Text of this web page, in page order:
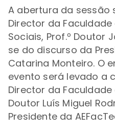
A abertura da sessão
Director da
Sociais, Prof.º Doutor
se do discurso da
Catarina Monteiro. O
evento será levado a
Director da Faculdade
Doutor Luís Miguel
Presidente da